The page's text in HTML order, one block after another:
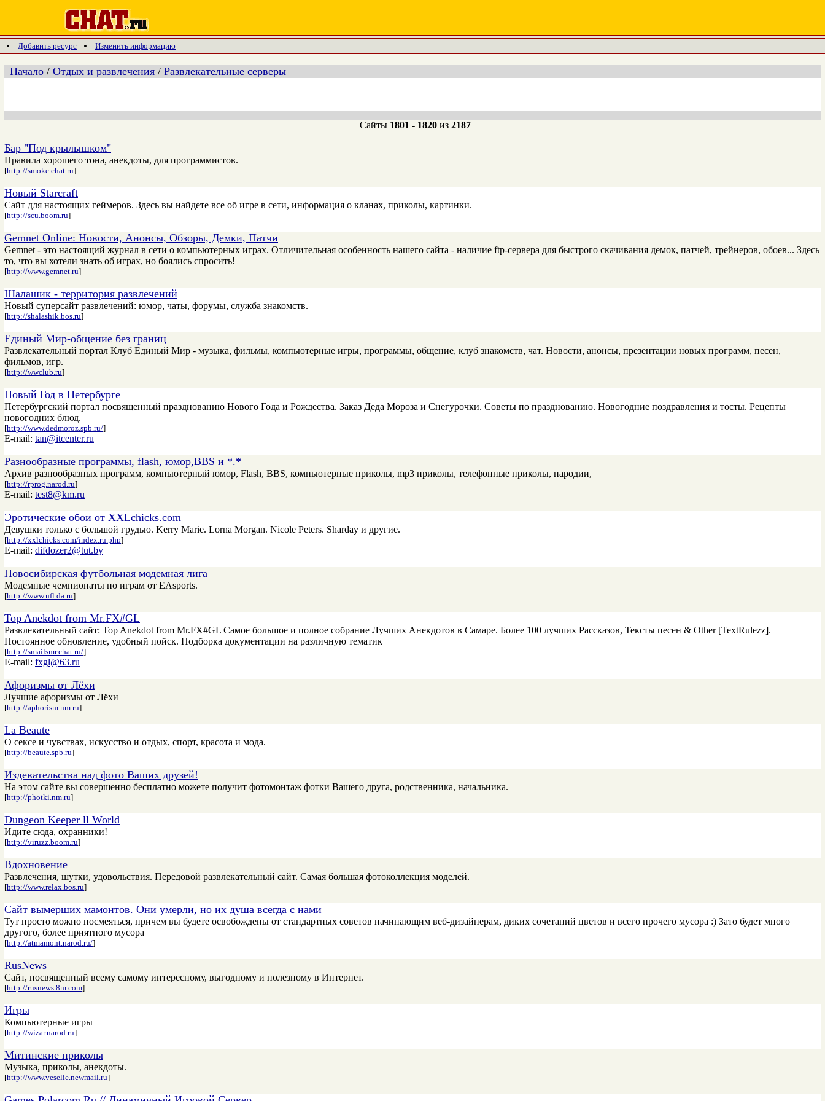
Добавить ресурс Изменить информацию
Начало / Отдых и развлечения / Развлекательные серверы
Сайты 1801 - 1820из 2187
Бар "Под крылышком"
Правила хорошего тона, анекдоты, для программистов.
[http://smoke.chat.ru]
Новый Starcraft
Сайт для настоящих геймеров. Здесь вы найдете все об игре в сети, информация о кланах, приколы, картинки.
[http://scu.boom.ru]
Gemnet Online: Новости, Анонсы, Обзоры, Демки, Патчи
Gemnet - это настоящий журнал в сети о компьютерных играх. Отличительная особенность нашего сайта - наличие ftp-сервера для быстрого скачивания демок, патчей, трейнеров, обоев... Здесь
то, что вы хотели знать об играх, но боялись спросить!
[http://www.gemnet.ru]
Шалашик - территория развлечений
Новый суперсайт развлечений: юмор, чаты, форумы, служба знакомств.
[http://shalashik.bos.ru]
Единый Мир-общение без границ
Развлекательный портал Клуб Единый Мир - музыка, фильмы, компьютерные игры, программы, общение, клуб знакомств, чат. Новости, анонсы, презентации новых программ, песен,
фильмов, игр.
[http://wwclub.ru]
Новый Год в Петербурге
Петербургский портал посвященный празднованию Нового Года и Рождества. Заказ Деда Мороза и Снегурочки. Советы по празднованию. Новогодние поздравления и тосты. Рецепты
новогодних блюд.
[http://www.dedmoroz.spb.ru/]
E-mail: tan@itcenter.ru
Разнообразные программы, flash, юмор,BBS и *.*
Архив разнообразных программ, компьютерный юмор, Flash, BBS, компьютерные приколы, mp3 приколы, телефонные приколы, пародии,
[http://rprog.narod.ru]
E-mail: test8@km.ru
Эротические обои от XXLchicks.com
Девушки только с большой грудью. Kerry Marie. Lorna Morgan. Nicole Peters. Sharday и другие.
[http://xxlchicks.com/index.ru.php]
E-mail: difdozer2@tut.by
Новосибирская футбольная модемная лига
Модемные чемпионаты по играм от ЕАsports.
[http://www.nfl.da.ru]
Top Anekdot from Mr.FX#GL
Развлекательный сайт: Top Anekdot from Mr.FX#GL Самое большое и полное собрание Лучших Анекдотов в Самаре. Более 100 лучших Рассказов, Тексты песен & Other [TextRulezz].
Постоянное обновление, удобный пойск. Подборка документации на различную тематик
[http://smailsmr.chat.ru/]
E-mail: fxgl@63.ru
Афоризмы от Лёхи
Лучшие афоризмы от Лёхи
[http://aphorism.nm.ru]
La Beaute
О сексе и чувствах, искусство и отдых, спорт, красота и мода.
[http://beaute.spb.ru]
Издевательства над фото Ваших друзей!
На этом сайте вы совершенно бесплатно можете получит фотомонтаж фотки Вашего друга, родственника, начальника.
[http://photki.nm.ru]
Dungeon Keeper ll World
Идите сюда, охранники!
[http://viruzz.boom.ru]
Вдохновение
Развлечения, шутки, удовольствия. Передовой развлекательный сайт. Самая большая фотоколлекция моделей.
[http://www.relax.bos.ru]
Сайт вымерших мамонтов. Они умерли, но их душа всегда с нами
Тут просто можно посмеяться, причем вы будете освобождены от стандартных советов начинающим веб-дизайнерам, диких сочетаний цветов и всего прочего мусора :) Зато будет много
другого, более приятного мусора
[http://atmamont.narod.ru/]
RusNews
Сайт, посвященный всему самому интересному, выгодному и полезному в Интернет.
[http://rusnews.8m.com]
Игры
Компьютерные игры
[http://wizar.narod.ru]
Митинские приколы
Музыка, приколы, анекдоты.
[http://www.veselie.newmail.ru]